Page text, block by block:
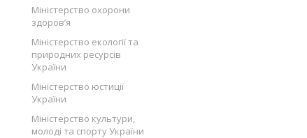
Міністерство охорони
здоров’я
Міністерство екології та
природних ресурсів
України
Міністерство юстиції
України
Міністерство культури,
молоді та спорту України